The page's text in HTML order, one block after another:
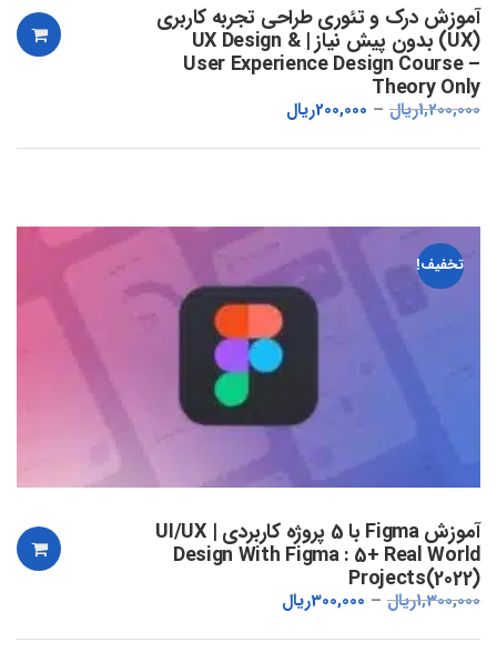
آموزش درک و تئوری طراحی تجربه کاربری
(UX) بدون پیش نیاز | UX Design &
User Experience Design Course –
Theory Only
1,200,000ریال 200,000ریال
تخفیف!
آموزش Figma با 5 پروژه کاربردی | UI/UX
Design With Figma : 5+ Real World
Projects(2022)
1,300,000ریال 300,000ریال